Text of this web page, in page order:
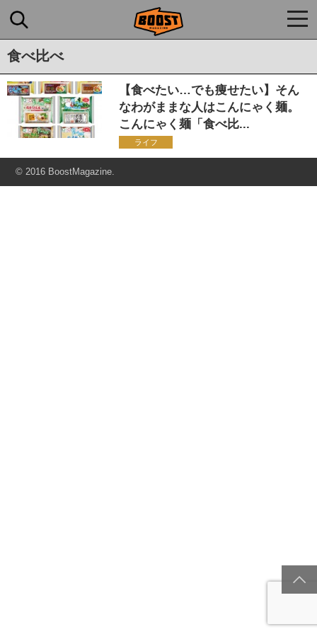
食べ比べ
【食べたい…でも痩せたい】そん
なわがままな人はこんにゃく麺。
こんにゃく麺「食べ比...
ライフ
© 2016 BoostMagazine.